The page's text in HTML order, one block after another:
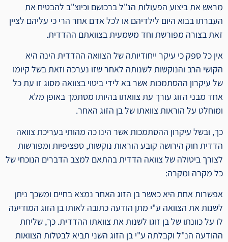
מראש את ביצוע הפעולות הנ"ל ברכושם וכיוצ"ב להבטיח את
העברתו בבוא היום לילדיהם או לכל אדם אחר הרי כי עליהם לציין
זאת בצורה מפורשת וחד משמעית בצוואתם ההדדית.
אין כל ספק כי עיקר ייחודיותה של הצוואה ההדדית הינה היא
הקושי הרב והנוקשות לשנותה לאחר שזו נערכה וזאת בשל קיומו
של עיקרון ההסתמכות אשר בא לידי ביטוי בצוואה מסוג זו עת כל
אחד מבני הזוג עורך עת צוואתו בהיותו מסתמך באופן מלא
ומוחלט על הוראות צוואתו של בן הזוג האחר.
כך, ובשל עיקרון ההסתמכות אשר הינו כה מהותי בעריכת צוואה
הדדית חוק הירושה קובע הוראות נוקשות, ספציפיות ומפורשות
לצורך ביטולה של צוואה הדדית בהתאם למצב הדברים הנוכחי של
כל מקרה ומקרה:
אפשרות אחת היא כאשר בן הזוג האחר נמצא בחיים ומשכך ניתן
לשנות את הצוואה ע"י מתן הודעה כתובה לאותו בן הזוג המודיעה
לו על כוונתו של בן זוגו לשנות את צוואתו ההדדית. כך, שליחת
ההודעה הנ"ל וקבלתה ע"י בן הזוג השני תביא לבטלות הצוואות